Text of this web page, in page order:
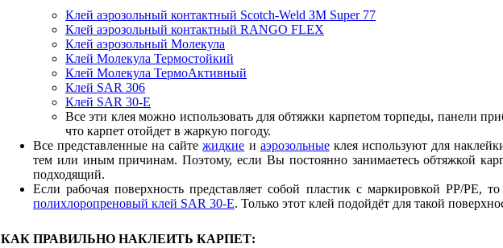
Клей аэрозольный контактный Scotch-Weld ЗМ Super 77
Клей аэрозольный контактный RANGO FLEX
Клей аэрозольный Молекула
Клей Молекула Термостойкий
Клей Молекула ТермоАктивный
Клей SAR 306
Клей SAR 30-E
Все эти клея можно использовать для обтяжки карпетом торпеды, панели
что карпет отойдет в жаркую погоду.
Все представленные на сайтежидкие и аэрозольныеклея используют для
тем или иным причинам. Поэтому, если Вы постоянно занимаетесь обтяжкой
подходящий.
Если рабочая поверхность представляет собой пластик с маркировкой PP/PE,
полихлоропреновый клей SAR 30-E. Только этот клей подойдёт для такой
КАК ПРАВИЛЬНО НАКЛЕИТЬ КАРПЕТ: